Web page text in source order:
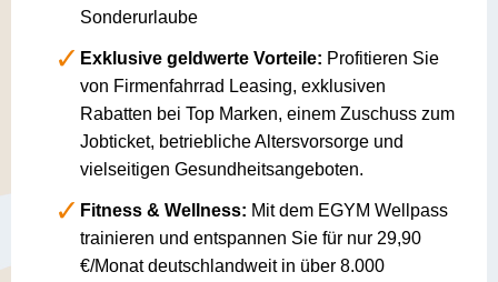
Sonderurlaube
Exklusive geldwerte Vorteile: Profitieren Sie
von Firmenfahrrad Leasing, exklusiven
Rabatten bei Top Marken, einem Zuschuss zum
Jobticket, betriebliche Altersvorsorge und
vielseitigen Gesundheitsangeboten.
Fitness & Wellness: Mit dem EGYM Wellpass
trainieren und entspannen Sie für nur 29,90
€/Monat deutschlandweit in über 8.000